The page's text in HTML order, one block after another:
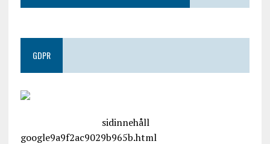
GDPR
sidinnehåll
google9a9f2ac9029b965b.html